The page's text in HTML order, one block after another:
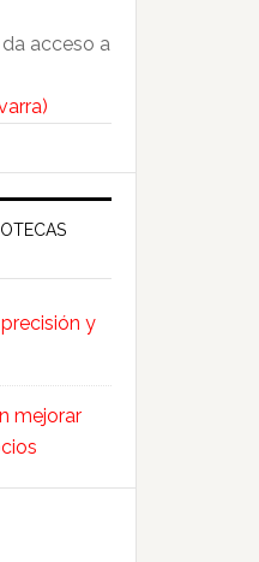
acceso a
y
mejorar